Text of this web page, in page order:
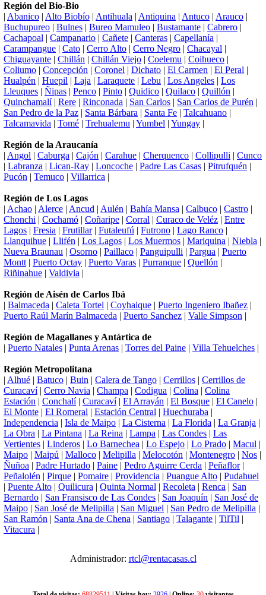
Región del Bio-Bio
| Abanico | Alto Biobío | Antihuala | Antiquina | Antuco | Arauco |
Buchupureo | Bulnes | Bureo Mamuleo | Bustamante | Cabrero |
Cachapoal | Campanario | Cañete | Canteras | Capellanía |
Carampangue | Cato | Cerro Alto | Cerro Negro | Chacayal |
Chiguayante | Chillán | Chillán Viejo | Coelemu | Coihueco |
Coliumo | Concepción | Coronel | Dichato | El Carmen | El Peral |
Hualpén | Huepil | Laja | Laraquete | Lebu | Los Angeles | Los
Lleuques | Ñipas | Penco | Pinto | Quidico | Quilaco | Quillón |
Quinchamalí| Rere | Rinconada | San Carlos | San Carlos de Purén |
San Pedro de la Paz | Santa Bárbara | Santa Fe | Talcahuano |
Talcamavida | Tomé | Trehualemu | Yumbel | Yungay |
Región de la Araucanía
| Angol | Caburga | Cajón | Carahue | Cherquenco | Collipulli | Cunco
| Labranza | Lican-Ray | Loncoche | Padre Las Casas | Pitrufquén |
Pucón | Temuco | Villarrica |
Región de Los Lagos
| Achao | Alerce | Ancud | Aulén | Bahía Mansa | Calbuco | Castro |
Chonchi | Cochamó | Coñaripe | Corral | Curaco de Veléz | Entre
Lagos | Fresia | Frutillar| Futaleufú | Futrono | Lago Ranco |
Llanquihue | Llifén | Los Lagos | Los Muermos | Mariquina | Niebla |
Nueva Braunau | Osorno | Paillaco | Panguipulli | Pargua | Puerto
Montt | Puerto Octay | Puerto Varas | Purranque | Quellón |
Riñinahue | Valdivia |
Región de Aisén de Carlos Ibá
| Balmaceda | Caleta Tortel | Coyhaique | Puerto Ingeniero Ibañez |
Puerto Raúl Marín Balmaceda | Puerto Sanchez | Valle Simpson |
Región de Magallanes y Antártica de
| Puerto Natales | Punta Arenas | Torres del Paine | Villa Tehuelches |
Región Metropolitana
| Alhué | Batuco | Buin | Calera de Tango | Cerrillos | Cerrillos de
Curacaví| Cerro Navia | Champa | Codigua | Colina | Colina
Estación | Conchalí| Curacaví| El Arrayán | El Bosque | El Canelo |
El Monte | El Romeral | Estación Central | Huechuraba |
Independencia | Isla de Maipo | La Cisterna | La Florida | La Granja |
La Obra | La Pintana | La Reina | Lampa | Las Condes | Las
Vertientes | Linderos | Lo Barnechea | Lo Espejo | Lo Prado | Macul |
Maipo | Maipú | Malloco | Melipilla | Melocotón | Montenegro | Nos |
Ñuñoa | Padre Hurtado | Paine | Pedro Aguirre Cerda | Peñaflor|
Peñalolén | Pirque | Pomaire | Providencia | Puangue Alto | Pudahuel
| Puente Alto | Quilicura | Quinta Normal | Recoleta | Renca | San
Bernardo | San Fransisco de Las Condes | San Joaquín | San José de
Maipo | San José de Melipilla | San Miguel | San Pedro de Melipilla |
San Ramón | Santa Ana de Chena | Santiago | Talagante | TilTil |
Vitacura |
Administrador: rtcl@rentacasas.cl